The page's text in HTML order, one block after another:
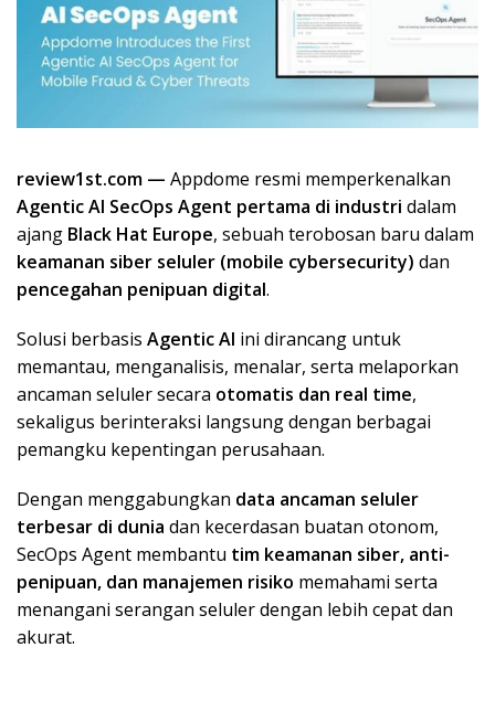
review1st.com — Appdome resmi memperkenalkan
Agentic AI SecOps Agent pertama di industri dalam
ajang Black Hat Europe, sebuah terobosan baru dalam
keamanan siber seluler (mobile cybersecurity) dan
pencegahan penipuan digital.
Solusi berbasis Agentic AI ini dirancang untuk
memantau, menganalisis, menalar, serta melaporkan
ancaman seluler secara otomatis dan real time,
sekaligus berinteraksi langsung dengan berbagai
pemangku kepentingan perusahaan.
Dengan menggabungkan data ancaman seluler
terbesar di dunia dan kecerdasan buatan otonom,
SecOps Agent membantu tim keamanan siber, anti-
penipuan, dan manajemen risiko memahami serta
menangani serangan seluler dengan lebih cepat dan
akurat.